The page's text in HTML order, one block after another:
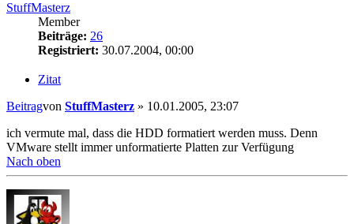
StuffMasterz
Member
Beiträge: 26
Registriert: 30.07.2004, 00:00
Zitat
Beitragvon StuffMasterz » 10.01.2005, 23:07
ich vermute mal, dass die HDD formatiert werden muss. Denn
VMware stellt immer unformatierte Platten zur Verfügung
Nach oben